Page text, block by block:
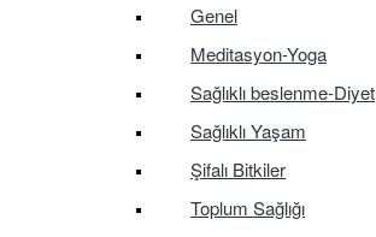
Genel
Meditasyon-Yoga
Sağlıklı beslenme-Diyet
Sağlıklı Yaşam
Şifalı Bitkiler
Toplum Sağlığı